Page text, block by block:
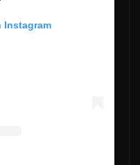
Instagram